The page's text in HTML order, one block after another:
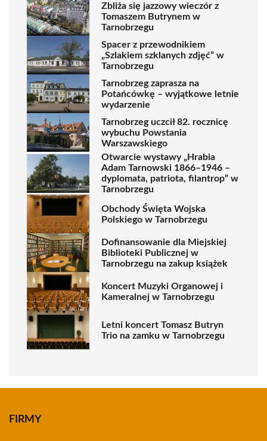
Zbliża się jazzowy wieczór z
Tomaszem Butrynem w
Tarnobrzegu
Spacer z przewodnikiem
„Szlakiem szklanych zdjęć” w
Tarnobrzegu
Tarnobrzeg zaprasza na
Potańcówkę – wyjątkowe letnie
wydarzenie
Tarnobrzeg uczcił 82. rocznicę
wybuchu Powstania
Warszawskiego
Otwarcie wystawy „Hrabia
Adam Tarnowski 1866–1946 –
dyplomata, patriota, filantrop” w
Tarnobrzegu
Obchody Święta Wojska
Polskiego w Tarnobrzegu
Dofinansowanie dla Miejskiej
Biblioteki Publicznej w
Tarnobrzegu na zakup książek
Koncert Muzyki Organowej i
Kameralnej w Tarnobrzegu
Letni koncert Tomasz Butryn
Trio na zamku w Tarnobrzegu
FIRMY